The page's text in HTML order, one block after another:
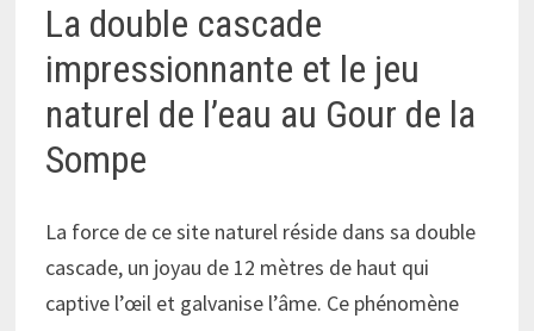
La double cascade
impressionnante et le jeu
naturel de l’eau au Gour de la
Sompe
La force de ce site naturel réside dans sa double
cascade, un joyau de 12 mètres de haut qui
captive l’œil et galvanise l’âme. Ce phénomène